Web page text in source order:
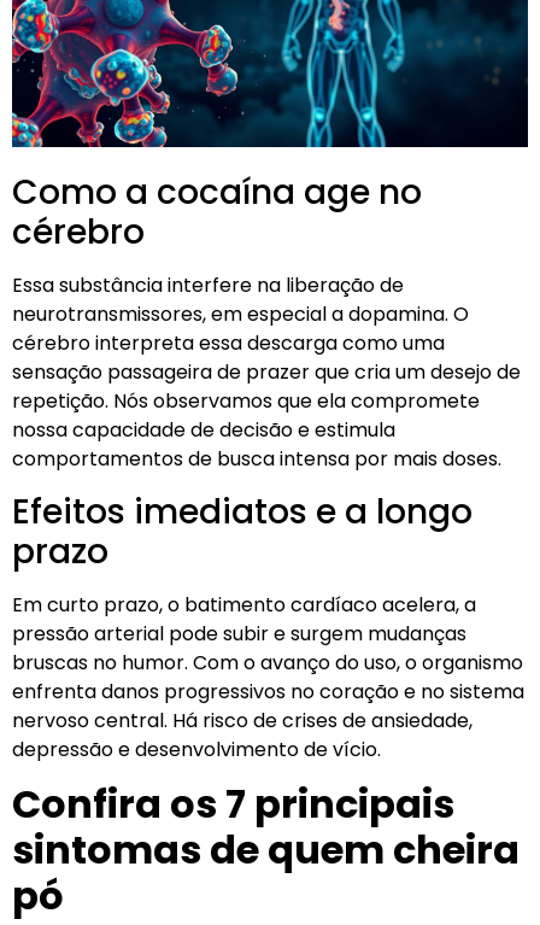
Como a cocaína age no
cérebro
Essa substância interfere na liberação de
neurotransmissores, em especial a dopamina. O
cérebro interpreta essa descarga como uma
sensação passageira de prazer que cria um desejo de
repetição. Nós observamos que ela compromete
nossa capacidade de decisão e estimula
comportamentos de busca intensa por mais doses.
Efeitos imediatos e a longo
prazo
Em curto prazo, o batimento cardíaco acelera, a
pressão arterial pode subir e surgem mudanças
bruscas no humor. Com o avanço do uso, o organismo
enfrenta danos progressivos no coração e no sistema
nervoso central. Há risco de crises de ansiedade,
depressão e desenvolvimento de vício.
Confira os 7 principais
sintomas de quem cheira
pó